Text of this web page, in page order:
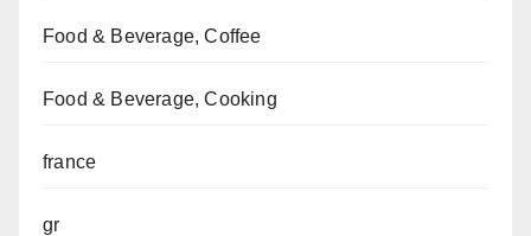
Food & Beverage, Coffee
Food & Beverage, Cooking
france
gr